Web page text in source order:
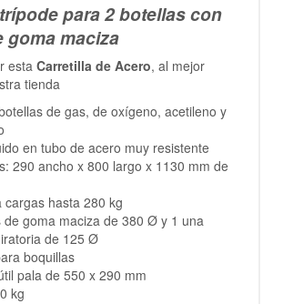
para 2 botellas con
goma maciza
esta Carretilla de Acero, al mejor
tienda
de gas, de oxígeno, acetileno y
en tubo de acero muy resistente
290 ancho x 800 largo x 1130 mm de
cargas hasta 280 kg
de goma maciza de 380 Ø y 1 una
de 125 Ø
boquillas
pala de 550 x 290 mm
kg